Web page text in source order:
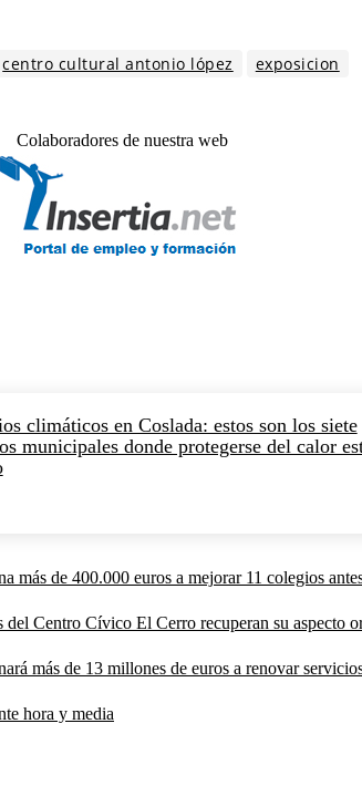
centro cultural antonio lópez exposicion
Colaboradores de nuestra web
climáticos en Coslada: estos son los siete
municipales donde protegerse del calor
más de 400.000 euros a mejorar 11 colegios
del Centro Cívico El Cerro recuperan su aspecto
más de 13 millones de euros a renovar
hora y media